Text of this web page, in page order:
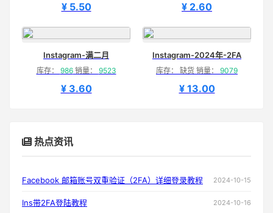
¥ 5.50 ¥ 2.60
Instagram-满二月
库存： 986销量： 9523
¥ 3.60
Instagram-2024年-2FA
库存： 缺货 销量： 9079
¥ 13.00
热点资讯
Facebook 邮箱账号双重验证（2FA）详细登录教程 2024-10-15
Ins带2FA登陆教程 2024-10-16